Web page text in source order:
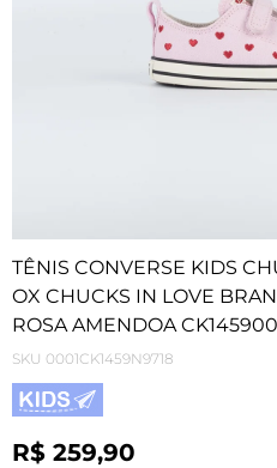
TÊNIS CONVERSE KIDS
OX CHUCKS IN LOVE
ROSA AMENDOA
SKU 0001CK1459N9718
R$ 259,90